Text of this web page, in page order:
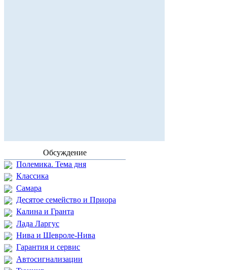
Обсуждение
Полемика. Тема дня
Классика
Самара
Десятое семейство и Приора
Калина и Гранта
Лада Ларгус
Нива и Шевроле-Нива
Гарантия и сервис
Автосигнализации